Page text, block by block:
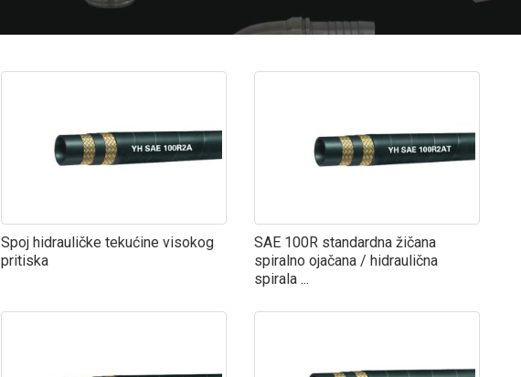
Spoj hidrauličke tekućine visokog
pritiska
SAE 100R standardna žičana
spiralno ojačana / hidraulična
spirala ...